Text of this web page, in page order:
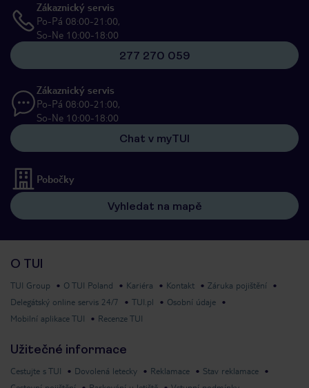
Zákaznický servis
Po-Pá 08:00-21:00,
So-Ne 10:00-18:00
277 270 059
Zákaznický servis
Po-Pá 08:00-21:00,
So-Ne 10:00-18:00
Chat v myTUI
Pobočky
Vyhledat na mapě
O TUI
TUI Group O TUI Poland Kariéra Kontakt
Záruka pojištění
Delegátský online servis 24/7
TUI.pl
Osobní údaje
Mobilní aplikace TUI
Recenze TUI
Užitečné informace
Cestujte s TUI Dovolená letecky Reklamace
Stav reklamace